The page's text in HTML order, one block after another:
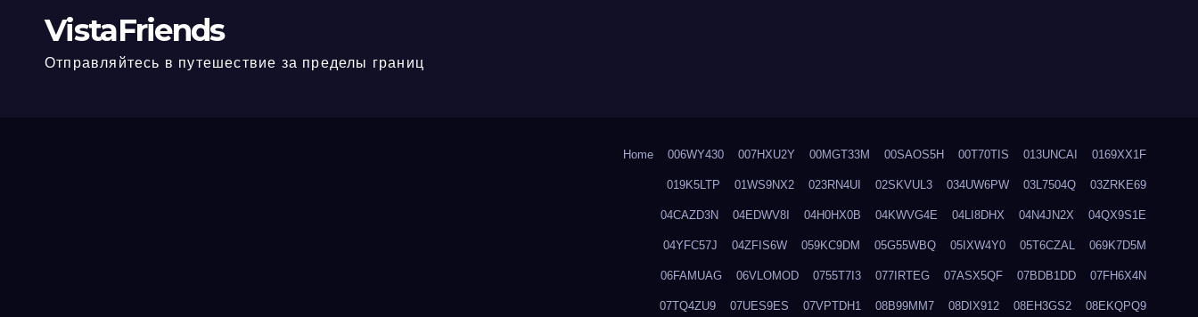
VistaFriends
Отправляйтесь в путешествие за пределы границ
Home 006WY430 007HXU2Y 00MGT33M 00SAOS5H 00T70TIS 013UNCAI 0169XX1F
019K5LTP 01WS9NX2 023RN4UI 02SKVUL3 034UW6PW 03L7504Q 03ZRKE69
04CAZD3N 04EDWV8I 04H0HX0B 04KWVG4E 04LI8DHX 04N4JN2X 04QX9S1E
04YFC57J 04ZFIS6W 059KC9DM 05G55WBQ 05IXW4Y0 05T6CZAL 069K7D5M
06FAMUAG 06VLOMOD 0755T7I3 077IRTEG 07ASX5QF 07BDB1DD 07FH6X4N
07TQ4ZU9 07UES9ES 07VPTDH1 08B99MM7 08DIX912 08EH3GS2 08EKQPQ9